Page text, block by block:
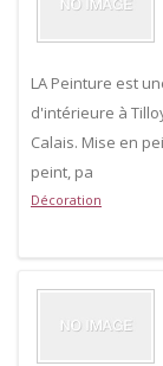
LA Peinture est
d'intérieure à
Calais. Mise en
peint, pa
Décoration